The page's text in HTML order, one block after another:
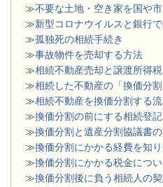
≫不要な土地・空き家を国や
≫新型コロナウイルスと銀行
≫孤独死の相続手続き
≫事故物件を売却する方法
≫相続不動産売却と譲渡所得税
≫相続した不動産の「換価分
≫相続不動産を換価分割する
≫換価分割の前にする相続登記
≫換価分割と遺産分割協議書
≫換価分割にかかる経費を知
≫換価分割にかかる税金につ
≫換価分割後に負う相続人の